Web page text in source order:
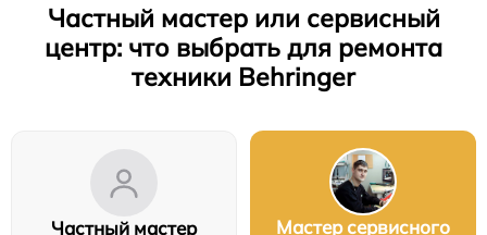
Частный мастер или сервисный
центр: что выбрать для ремонта
техники Behringer
Частный мастер
Мастер сервисного